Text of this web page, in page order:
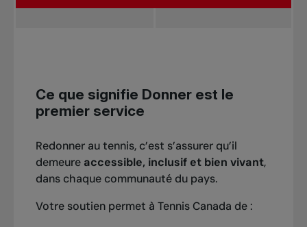
Ce que signifie Donner est le
premier service
Redonner au tennis, c’est s’assurer qu’il
demeure accessible, inclusif et bien vivant,
dans chaque communauté du pays.
Votre soutien permet à Tennis Canada de :